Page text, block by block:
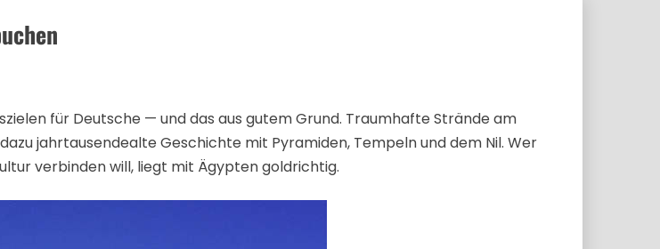
für Deutsche — und das aus gutem Grund. Traumhafte Strände am
jahrtausendealte Geschichte mit Pyramiden, Tempeln und dem Nil. Wer
verbinden will, liegt mit Ägypten goldrichtig.